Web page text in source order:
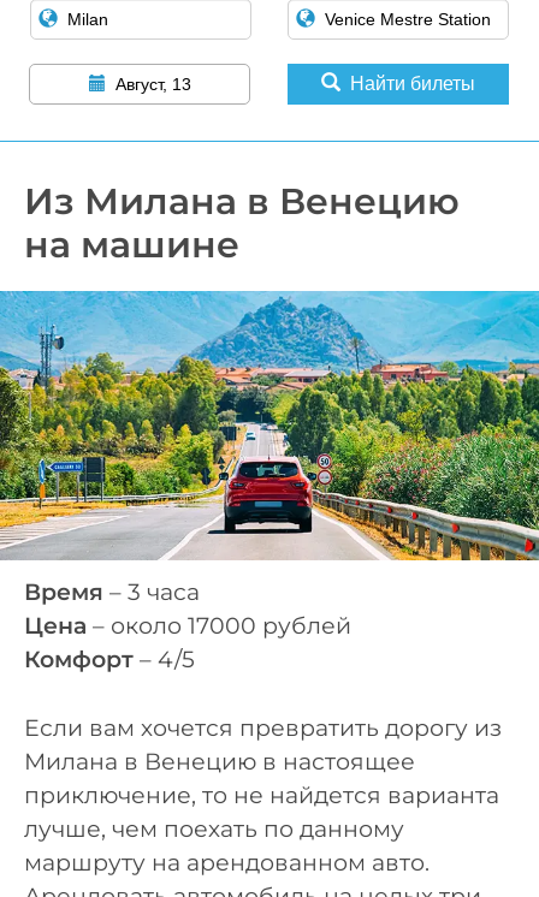
Август, 13 Найти билеты
Из Милана в Венецию
на машине
Время – 3 часа
Цена – около 17000 рублей
Комфорт – 4/5
Если вам хочется превратить дорогу из
Милана в Венецию в настоящее
приключение, то не найдется варианта
лучше, чем поехать по данному
маршруту на арендованном авто.